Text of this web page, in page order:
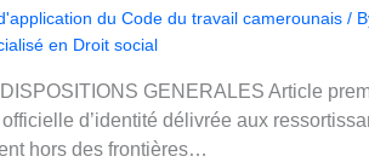
du Code du travail camerounais/
en Droit social
GENERALES Article
d’identité délivrée aux
hors des frontières…